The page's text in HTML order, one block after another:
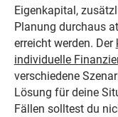
Eigenkapital,
Planung durchaus
erreicht werden. Der
individuelle
verschiedene
Lösung für deine
Fällen solltest du